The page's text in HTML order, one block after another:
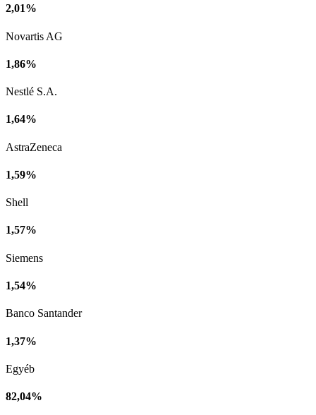
2,01%
Novartis AG
1,86%
Nestlé S.A.
1,64%
AstraZeneca
1,59%
Shell
1,57%
Siemens
1,54%
Banco Santander
1,37%
Egyéb
82,04%